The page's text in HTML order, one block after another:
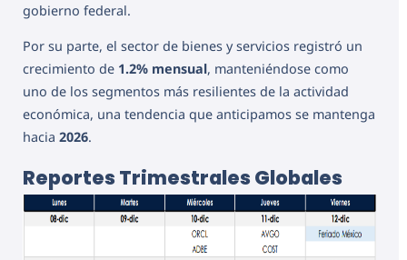
gobierno federal.
Por su parte, el sector de bienes y servicios registró un
crecimiento de 1.2% mensual, manteniéndose como
uno de los segmentos más resilientes de la actividad
económica, una tendencia que anticipamos se mantenga
hacia 2026.
Reportes Trimestrales Globales